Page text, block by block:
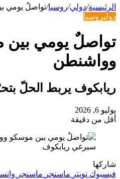
الرئيسية/دولي/روسيا/تواصلٌ يومي
دوليروسيا
تواصلٌ يومي
وواشنطن
ريابكوف يربط الحلّ
يوليو 6, 2026
أقل من دقيقة
سيرغي ريابكوف
شاركها
فيسبوك تويتر ماسنجر ماسنجر